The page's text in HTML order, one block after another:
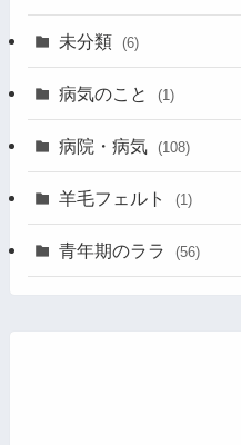
未分類 (6)
病気のこと (1)
病院・病気 (108)
羊毛フェルト (1)
青年期のララ (56)